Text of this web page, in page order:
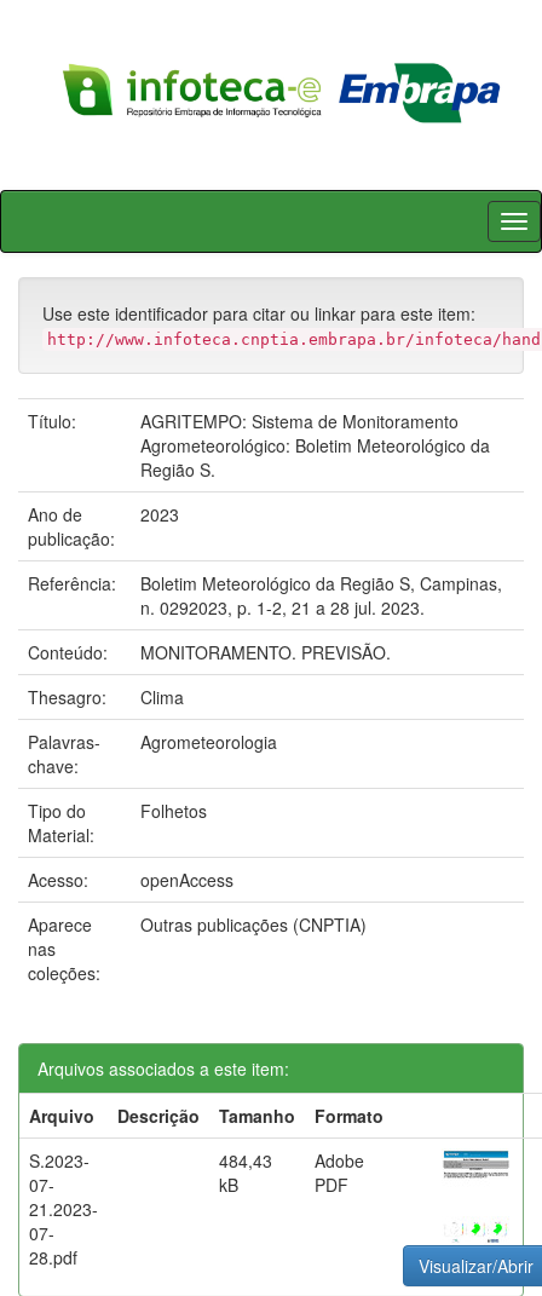
Skip
Use este identificador para citar ou linkar para este item:
http://www.infoteca.cnptia.embrapa.br/infoteca/
Título:
AGRITEMPO: Sistema de Monitoramento
Agrometeorológico: Boletim Meteorológico da
Região S.
Ano de
publicação:
2023
Referência:
Boletim Meteorológico da Região S, Campinas,
n. 0292023, p. 1-2, 21 a 28 jul. 2023.
Conteúdo:
MONITORAMENTO. PREVISÃO.
Thesagro:
Clima
Palavras-
chave:
Agrometeorologia
Tipo do
Material:
Folhetos
Acesso:
openAccess
Aparece
nas
coleções:
Outras publicações (CNPTIA)
Arquivos associados a este item:
Arquivo
Descrição Tamanho
Formato
S.2023-
07-
21.2023-
07-
28.pdf
484,43
kB
Adobe
PDF
Visualizar/Abrir